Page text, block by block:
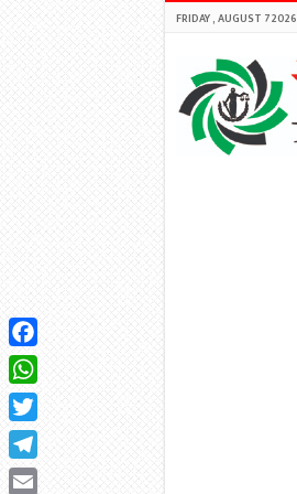
FRIDAY , AUGUST 7 2026
Facebook
WhatsApp
Twitter
Telegram